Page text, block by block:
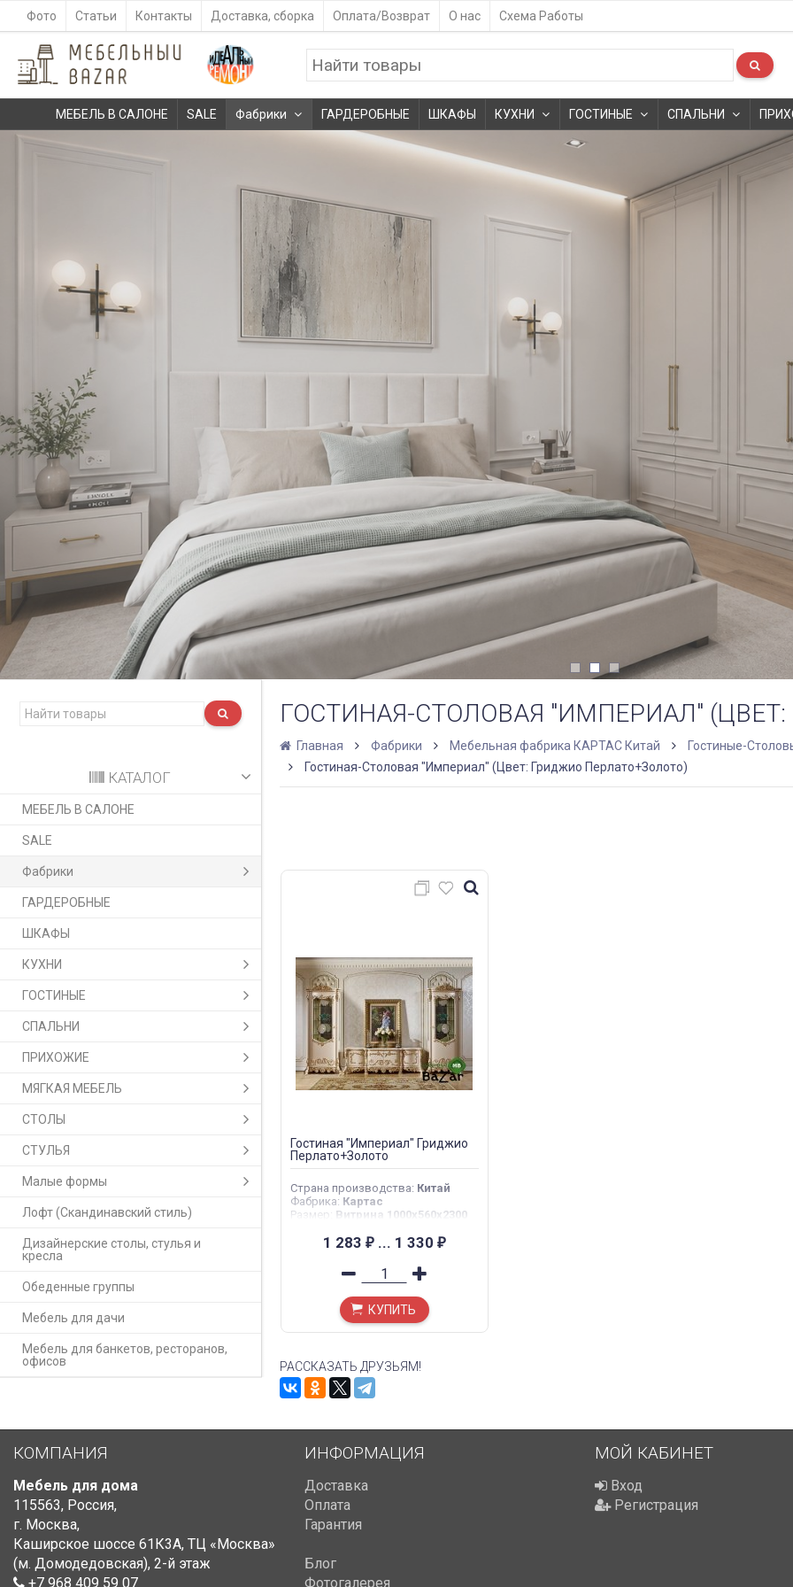
Фото Статьи Контакты Доставка, сборка Оплата/Возврат О нас Схема Работы
МЕБЕЛЬ В САЛОНЕ SALE Фабрики ГАРДЕРОБНЫЕ ШКАФЫ КУХНИ ГОСТИНЫЕ СПАЛЬНИ
КАТАЛОГ
МЕБЕЛЬ В САЛОНЕ
SALE
Фабрики
ГАРДЕРОБНЫЕ
ШКАФЫ
КУХНИ
ГОСТИНЫЕ
СПАЛЬНИ
ПРИХОЖИЕ
МЯГКАЯ МЕБЕЛЬ
СТОЛЫ
СТУЛЬЯ
Малые формы
Лофт (Скандинавский стиль)
Дизайнерские столы, стулья и
кресла
Обеденные группы
Мебель для дачи
Мебель для банкетов, ресторанов,
офисов
ГОСТИНАЯ-СТОЛОВАЯ "ИМПЕРИАЛ"
Главная Фабрики Мебельная фабрика КАРТАС Китай
Гостиные-
Гостиная-Столовая "Империал" (Цвет: Гриджио Перлато+Золото)
Гостиная "Империал" Гриджио
Перлато+Золото
Страна производства: Китай
Фабрика: Картас
Размер : Витрина 1000х560х2300
1 283 ₽... 1 330 ₽
КУПИТЬ
РАССКАЗАТЬ ДРУЗЬЯМ!
КОМПАНИЯ
Мебель для дома
115563, Россия,
г. Москва,
Каширское шоссе 61К3А, ТЦ «Москва»
(м. Домодедовская), 2-й этаж
+7 968 409 59 07
ИНФОРМАЦИЯ
Доставка
Оплата
Гарантия
Блог
Фотогалерея
МОЙ КАБИНЕТ
Вход
Регистрация